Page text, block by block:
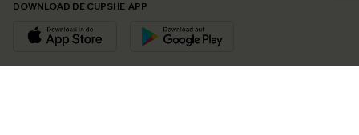
DOWNLOAD DE CUPSHE-APP